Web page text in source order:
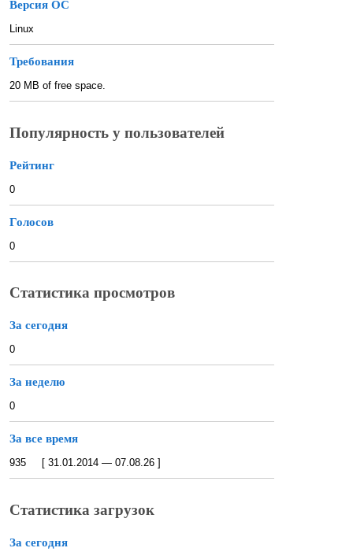
Версия ОС
Linux
Требования
20 MB of free space.
Популярность у пользователей
Рейтинг
0
Голосов
0
Статистика просмотров
За сегодня
0
За неделю
0
За все время
935 [ 31.01.2014 — 07.08.26 ]
Статистика загрузок
За сегодня